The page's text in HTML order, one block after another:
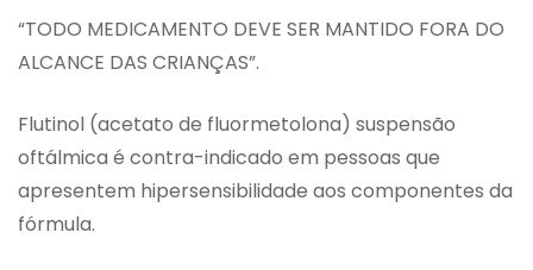
“TODO MEDICAMENTO DEVE SER MANTIDO FORA DO
ALCANCE DAS CRIANÇAS”.
Flutinol (acetato de fluormetolona) suspensão
oftálmica é contra-indicado em pessoas que
apresentem hipersensibilidade aos componentes da
fórmula.